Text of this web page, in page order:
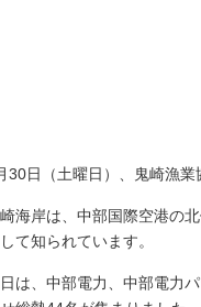
30日（土曜日）、鬼崎漁業
海岸は、中部国際空港の
て知られています。
は、中部電力、中部電力